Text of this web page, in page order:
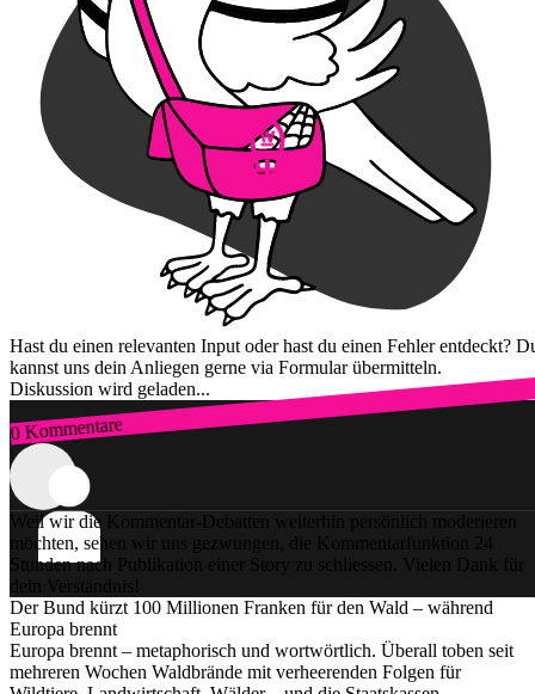
Hast du einen relevanten Input oder hast du einen Fehler entdeckt?
kannst uns dein Anliegen gerne via Formular übermitteln.
Diskussion wird geladen...
0 Kommentare
Zum Login
Weil wir die Kommentar-Debatten weiterhin persönlich moderieren
möchten, sehen wir uns gezwungen, die Kommentarfunktion 24
Stunden nach Publikation einer Story zu schliessen. Vielen Dank für
dein Verständnis!
Der Bund kürzt 100 Millionen Franken für den Wald – während
Europa brennt
Europa brennt – metaphorisch und wortwörtlich. Überall toben seit
mehreren Wochen Waldbrände mit verheerenden Folgen für